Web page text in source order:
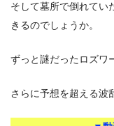
そして墓所で倒れてい
きるのでしょうか。
ずっと謎だったロズワ
さらに予想を超える波